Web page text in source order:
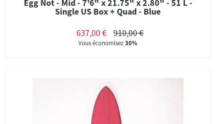
Egg Not - Mid - 7'6" x 21.75" x 2.80" - 51 L -
Single US Box + Quad - Blue
637,00 €
910,00 €
Vous économisez30%